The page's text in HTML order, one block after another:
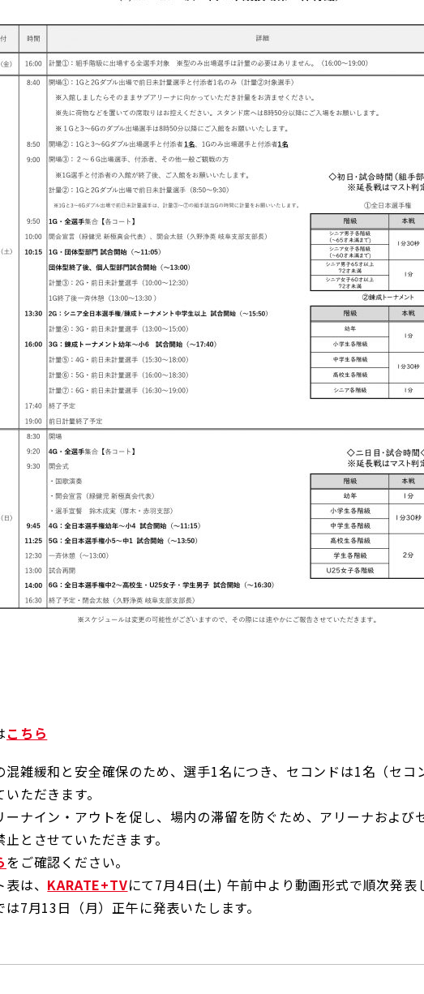
こちら
雑緩和と安全確保のため、選手1名につき、セコンドは1名（セコ
ただきます。
ナイン・アウトを促し、場内の滞留を防ぐため、アリーナおよび
とさせていただきます。
をご確認ください。
は、 KARATE+TVにて7月4日(土) 午前中より動画形式で順次発表
7月13日（月）正午に発表いたします。